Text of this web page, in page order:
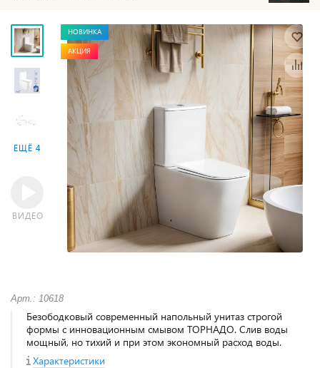
ЕЩЁ 4
ВИДЕО
НОВИНКА
АКЦИЯ
Арт.: 10618
Безободковый современный напольный унитаз строгой
формы с инновационным смывом ТОРНАДО. Слив воды
мощный, но тихий и при этом экономный расход воды.
Характеристики